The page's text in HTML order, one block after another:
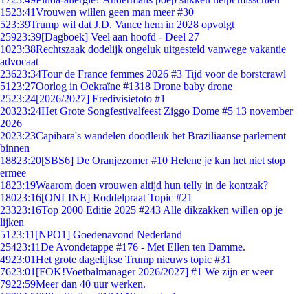
1523:41Vrouwen willen geen man meer #30
523:39Trump wil dat J.D. Vance hem in 2028 opvolgt
25923:39[Dagboek] Veel aan hoofd - Deel 27
1023:38Rechtszaak dodelijk ongeluk uitgesteld vanwege vakantie
advocaat
23623:34Tour de France femmes 2026 #3 Tijd voor de borstcrawl
51 23:27Oorlog in Oekraïne #1318 Drone baby drone
2523:24[2026/2027] Eredivisietoto #1
20323:24Het Grote Songfestivalfeest Ziggo Dome #5 13 november
2026
2023:23Capibara's wandelen doodleuk het Braziliaanse parlement
binnen
18823:20[SBS6] De Oranjezomer #10 Helene je kan het niet stop
ermee
1823:19Waarom doen vrouwen altijd hun telly in de kontzak?
18023:16[ONLINE] Roddelpraat Topic #21
23323:16Top 2000 Editie 2025 #243 Alle dikzakken willen op je
lijken
51 23:11 [NPO1] Goedenavond Nederland
25423:11De Avondetappe #176 - Met Ellen ten Damme.
4923:01Het grote dagelijkse Trump nieuws topic #31
7623:01 [FOK!Voetbalmanager 2026/2027] #1 We zijn er weer
7922:59Meer dan 40 uur werken.